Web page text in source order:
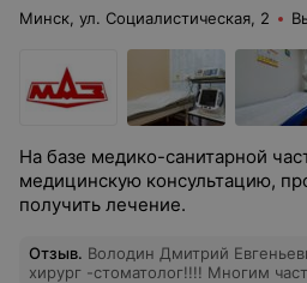
Минск, ул. Социалистическая, 2
На базе медико-санитарной
медицинскую консультацию,
получить лечение.
Отзыв. Володин Дмитрий
хирург -стоматолог!!!! Многим